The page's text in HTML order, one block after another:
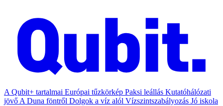
A Qubit+ tartalmai Európai tűzkörkép Paksi leállás Kutatóhálózati
jövő A Duna föntről Dolgok a víz alól Vízszintszabályozás Jó iskola